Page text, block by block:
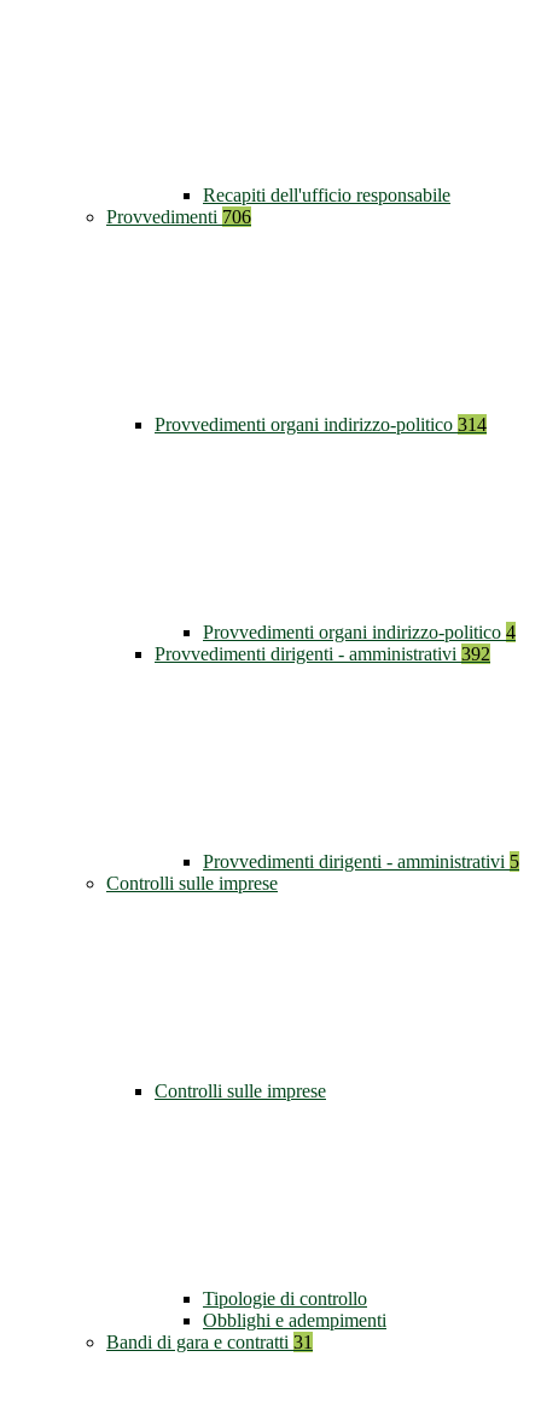
Recapiti dell'ufficio responsabile
Provvedimenti 706
Provvedimenti organi indirizzo-politico 314
Provvedimenti organi indirizzo-politico 4
Provvedimenti dirigenti - amministrativi 392
Provvedimenti dirigenti - amministrativi 5
Controlli sulle imprese
Controlli sulle imprese
Tipologie di controllo
Obblighi e adempimenti
Bandi di gara e contratti 31